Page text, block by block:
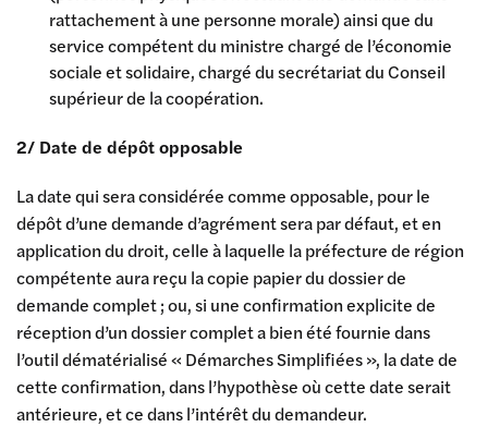
rattachement à une personne morale) ainsi que du
service compétent du ministre chargé de l’économie
sociale et solidaire, chargé du secrétariat du Conseil
supérieur de la coopération.
2/ Date de dépôt opposable
La date qui sera considérée comme opposable, pour le
dépôt d’une demande d’agrément sera par défaut, et en
application du droit, celle à laquelle la préfecture de région
compétente aura reçu la copie papier du dossier de
demande complet ; ou, si une confirmation explicite de
réception d’un dossier complet a bien été fournie dans
l’outil dématérialisé « Démarches Simplifiées », la date de
cette confirmation, dans l’hypothèse où cette date serait
antérieure, et ce dans l’intérêt du demandeur.